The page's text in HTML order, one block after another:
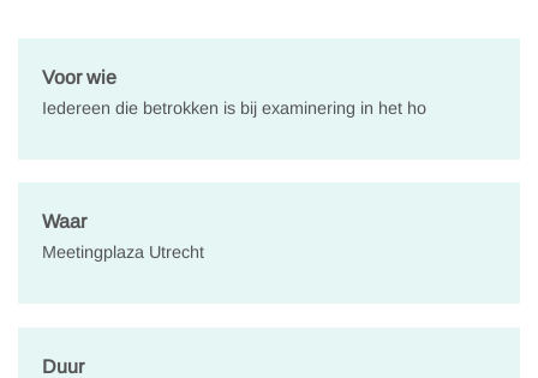
Voor wie
Iedereen die betrokken is bij examinering in het ho
Waar
Meetingplaza Utrecht
Duur